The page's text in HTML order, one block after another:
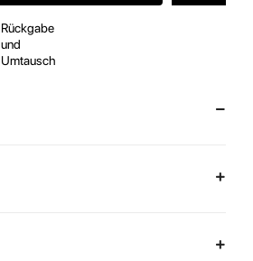
Rückgabe
und
Umtausch